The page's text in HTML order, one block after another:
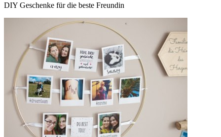
DIY Geschenke für die beste Freundin